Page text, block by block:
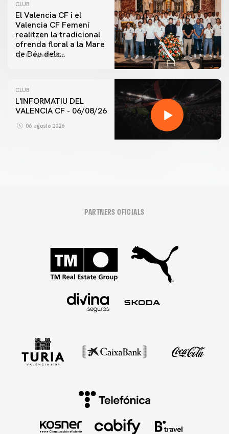
CLUB
El Valencia CF i el
Valencia CF Femení
realitzen la tradicional
ofrenda floral a la Mare
de Déu dels
07 agosto 2026
CLUB
L'INFORMATIU DEL
VALENCIA CF - 06/08/26
06 agosto 2026
PARTNERS OFICIALS